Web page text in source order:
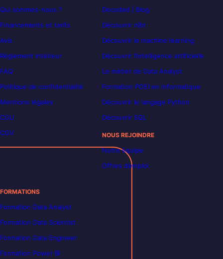
Qui sommes-nous ?
Financements et tarifs
Avis
Règlement intérieur
FAQ
Politique de confidentialité
Mentions légales
CGU
CGV
Decoded | Blog
Découvrir n8n
Découvrir le machine learning
Découvrir l’intelligence artificielle
Le métier de Data Analyst
Formation POEI en informatique
Découvrir le langage Python
Découvrir SQL
NOUS REJOINDRE
Notre équipe
Offres d’emploi
FORMATIONS
Formation Data Analyst
Formation Data Scientist
Formation Data Engineer
Formation Power BI